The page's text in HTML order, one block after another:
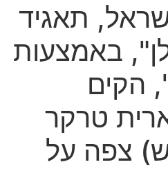
,תאגיד
באמצעות
טרקר
צפה על